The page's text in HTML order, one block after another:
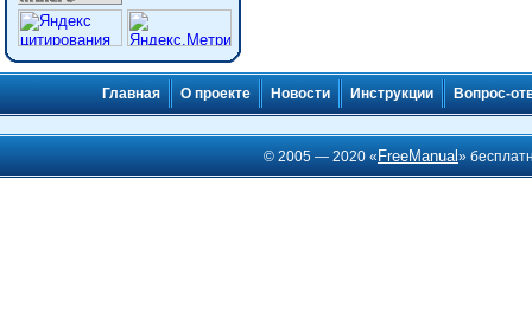
Главная О проекте Новости Инструкции Вопрос-
© 2005 — 2020 « FreeManual»